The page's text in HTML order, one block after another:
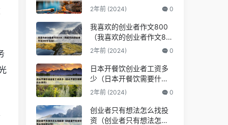
2年前 (2024) 0
我喜欢的创业者作文800
（我喜欢的创业者作文80
0字左右）
2年前 (2024) 0
日本开餐饮创业者工资多
少（日本开餐饮需要什么
条件）
2年前 (2024) 0
创业者只有想法怎么找投
资（创业者只有想法怎么